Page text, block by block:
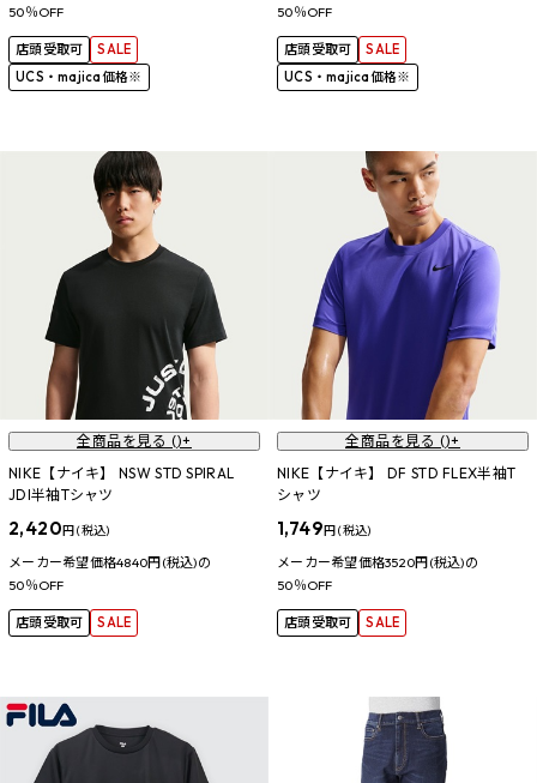
50％OFF
店頭受取可
SALE
UCS・majica価格※
50％OFF
店頭受取可
SALE
UCS・majica価格※
全商品を見る ()+
NIKE【ナイキ】 NSW STD SPIRAL
JDI半袖Tシャツ
2,420円 (税込)
メーカー希望価格4840円(税込)の
50％OFF
店頭受取可 SALE
全商品を見る ()+
NIKE【ナイキ】 DF STD FLEX半袖T
シャツ
1,749円 (税込)
メーカー希望価格3520円(税込)の
50％OFF
店頭受取可 SALE